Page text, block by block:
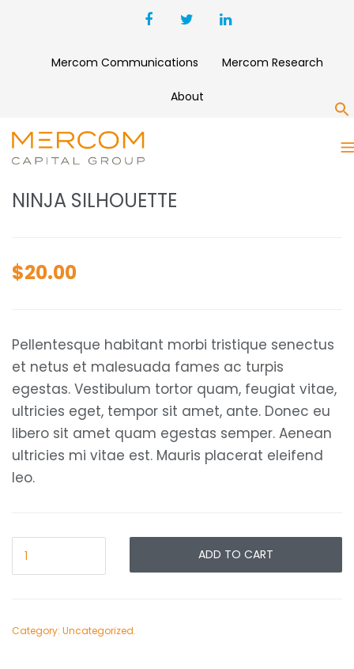
Mercom Communications Mercom Research
About
NINJA SILHOUETTE
NINJA SILHOUETTE
$20.00
Pellentesque habitant morbi tristique senectus
et netus et malesuada fames ac turpis
egestas. Vestibulum tortor quam, feugiat vitae,
ultricies eget, tempor sit amet, ante. Donec eu
libero sit amet quam egestas semper. Aenean
ultricies mi vitae est. Mauris placerat eleifend
leo.
ADD TO CART
Category: Uncategorized.